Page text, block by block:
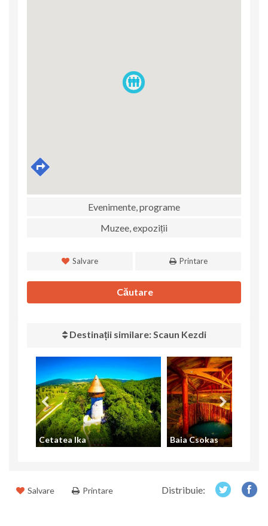
Evenimente, programe
Muzee, expoziții
Salvare Printare
Căutare
Destinații similare: Scaun Kezdi
Cetatea Ika Baia Csokas
Salvare Printare Distribuie: